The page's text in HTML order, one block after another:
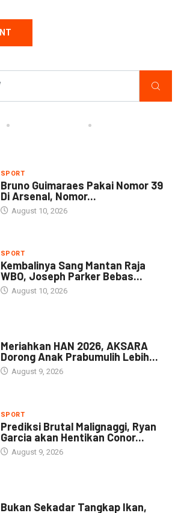
SPORT
Bruno Guimaraes Pakai Nomor 39
Di Arsenal, Nomor...
August 10, 2026
SPORT
Kembalinya Sang Mantan Raja
WBO, Joseph Parker Bebas...
August 10, 2026
Meriahkan HAN 2026, AKSARA
Dorong Anak Prabumulih Lebih...
August 9, 2026
SPORT
Prediksi Brutal Malignaggi, Ryan
Garcia akan Hentikan Conor...
August 9, 2026
Bukan Sekadar Tangkap Ikan,